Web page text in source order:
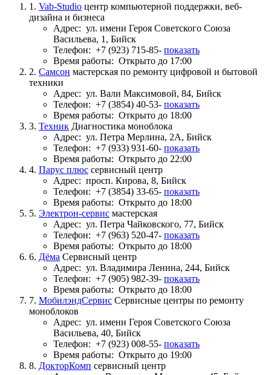
1. Vab-Studio центр компьютерной поддержки, веб-
дизайна и бизнеса
Адрес: ул. имени Героя Советского Союза
Васильева, 1, Бийск
Телефон: +7 (923) 715-85- показать
Время работы: Открыто до 17:00
2. Самсон мастерская по ремонту цифровой и бытовой
техники
Адрес: ул. Вали Максимовой, 84, Бийск
Телефон: +7 (3854) 40-53- показать
Время работы: Открыто до 18:00
3. Техник Диагностика моноблока
Адрес: ул. Петра Мерлина, 2А, Бийск
Телефон: +7 (933) 931-60- показать
Время работы: Открыто до 22:00
4. Парус плюс сервисный центр
Адрес: просп. Кирова, 8, Бийск
Телефон: +7 (3854) 33-65- показать
Время работы: Открыто до 18:00
5. Электрон-сервис мастерская
Адрес: ул. Петра Чайковского, 77, Бийск
Телефон: +7 (963) 520-47- показать
Время работы: Открыто до 18:00
6. Дёма Сервисный центр
Адрес: ул. Владимира Ленина, 244, Бийск
Телефон: +7 (905) 982-39- показать
Время работы: Открыто до 18:00
7. МобилэндСервис Сервисные центры по ремонту
моноблоков
Адрес: ул. имени Героя Советского Союза
Васильева, 40, Бийск
Телефон: +7 (923) 008-55- показать
Время работы: Открыто до 19:00
8. ДокторКомп сервисный центр